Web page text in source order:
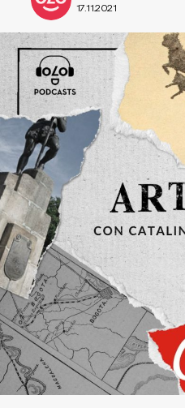
17.11.2021